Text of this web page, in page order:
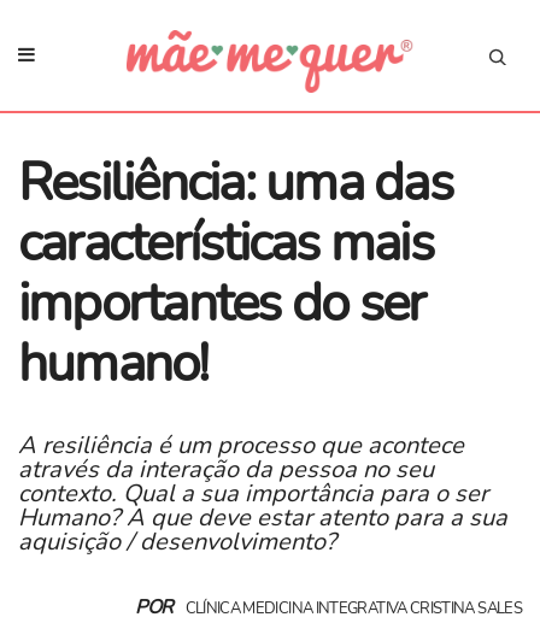
​Resiliência: uma das
características mais
importantes do ser
humano!
A resiliência é um processo que acontece
através da interação da pessoa no seu
contexto. Qual a sua importância para o ser
Humano? A que deve estar atento para a sua
aquisição / desenvolvimento?
POR CLÍNICA MEDICINA INTEGRATIVA CRISTINA SALES